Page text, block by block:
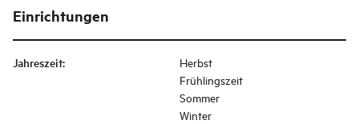
Einrichtungen
Jahreszeit:
Herbst
Frühlingszeit
Sommer
Winter